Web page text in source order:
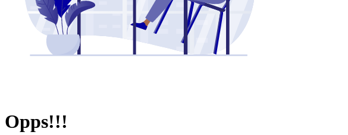
Opps!!!